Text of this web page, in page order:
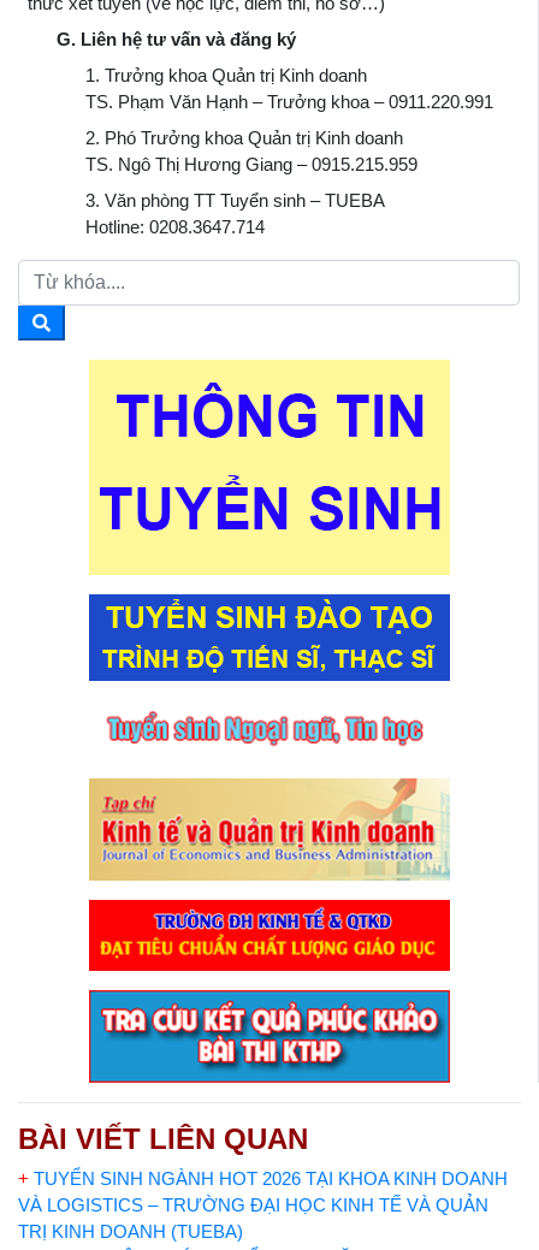
G. Liên hệ tư vấn và đăng ký
1. Trưởng khoa Quản trị Kinh doanh
TS. Phạm Văn Hạnh – Trưởng khoa – 0911.220.991
2. Phó Trưởng khoa Quản trị Kinh doanh
TS. Ngô Thị Hương Giang – 0915.215.959
3. Văn phòng TT Tuyển sinh – TUEBA
Hotline: 0208.3647.714
BÀI VIẾT LIÊN QUAN
+ TUYỂN SINH NGÀNH HOT 2026 TẠI KHOA KINH DOANH
VÀ LOGISTICS – TRƯỜNG ĐẠI HỌC KINH TẾ VÀ QUẢN
TRỊ KINH DOANH (TUEBA)